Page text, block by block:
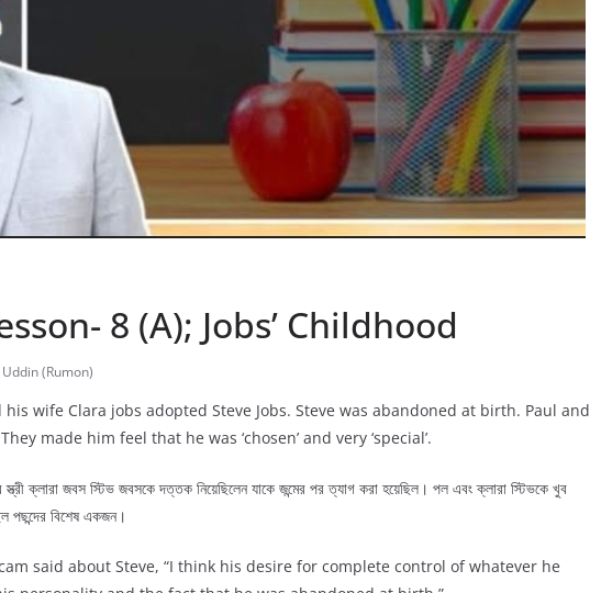
8 (A); Jobs’ Childhood
(Rumon)
his wife Clara jobs adopted Steve Jobs. Steve was abandoned at birth. Paul and
made him feel that he was ‘chosen’ and very ‘special’.
ক্লারা জবস স্টিভ জবসকে দত্তক নিয়েছিলেন যাকে জন্মের পর ত্যাগ করা হয়েছিল। পল এবং ক্লারা স্টিভকে খুব
পছন্দের বিশেষ একজন।
said about Steve, “I think his desire for complete control of whatever he